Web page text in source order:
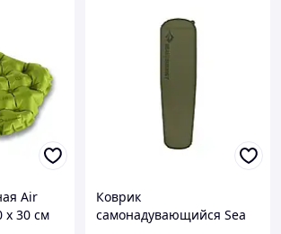
Air
х 30 см
Коврик
самонадувающийся Sea